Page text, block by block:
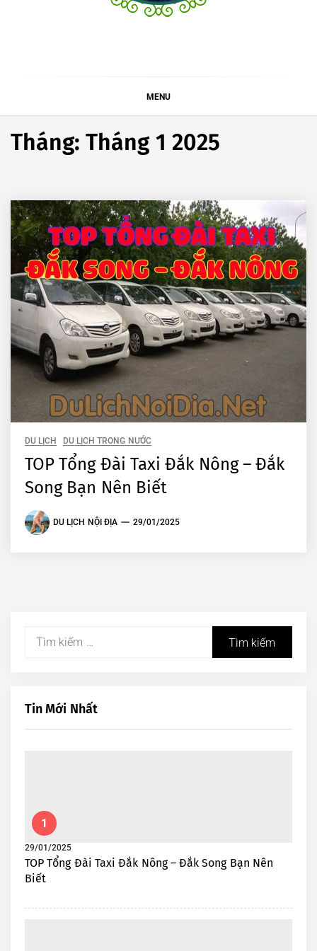
MENU
Tháng:Tháng 1 2025
DU LỊCH DU LỊCH TRONG NƯỚC
TOP Tổng Đài Taxi Đắk Nông – Đắk
Song Bạn Nên Biết
DU LỊCH NỘI ĐỊA 29/01/2025
Tìm
Tin Mới Nhất
1
29/01/2025
TOP Tổng Đài Taxi Đắk Nông – Đắk Song Bạn Nên
Biết